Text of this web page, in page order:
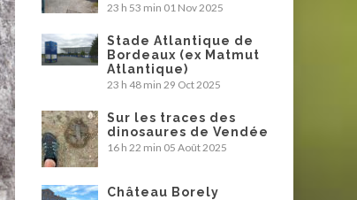
23 h 53 min 01 Nov 2025
Stade Atlantique de
Bordeaux (ex Matmut
Atlantique)
23 h 48 min 29 Oct 2025
Sur les traces des
dinosaures de Vendée
16 h 22 min 05 Août 2025
Château Borely